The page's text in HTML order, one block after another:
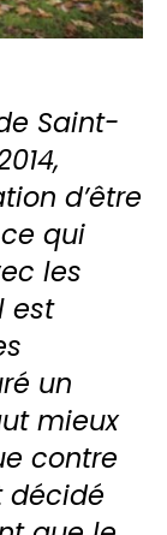
Saint-
d’être
qui
les
est
un
mieux
contre
décidé